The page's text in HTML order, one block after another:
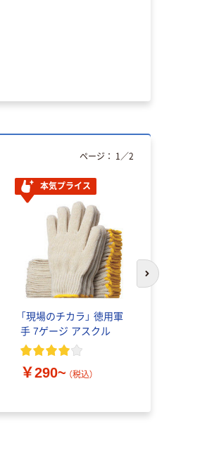
本気プライス
「現場のチカラ」 徳用軍
手 7ゲージ アスクル
￥290~ （税込）
ページ： 1 ／2
次のスライド